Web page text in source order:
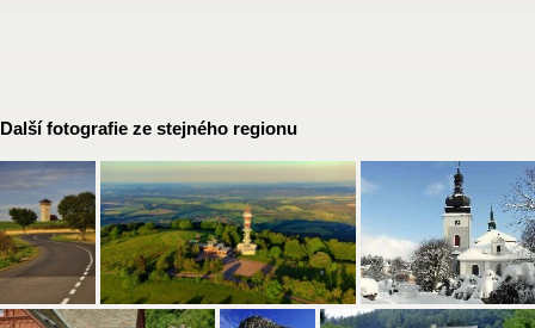
Další fotografie ze stejného regionu